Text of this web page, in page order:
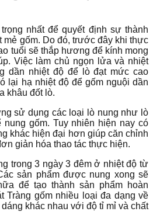
nhất để quyết định sự thành
mẻ gốm. Do đó, trước đây khi thực
tuổi sẽ thắp hương để kính mong
Việc làm chủ ngọn lửa và nhiệt
dần nhiệt độ để lò đạt mức cao
lại hạ nhiệt độ để gốm nguội dần
khâu đốt lò.
sử dụng các loại lò nung như lò
gốm. Tuy nhiên hiện nay có
khác hiện đại hơn giúp căn chỉnh
giản hóa thao tác thực hiện.
trong 3 ngày 3 đêm ở nhiệt độ từ
sản phẩm được nung xong sẽ
để tạo thành sản phẩm hoàn
Tràng gốm nhiều loại đa dạng về
khác nhau với độ tỉ mỉ và chất